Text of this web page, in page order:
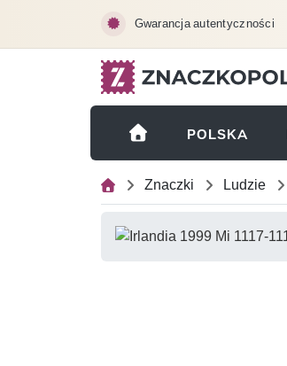
Gwarancja autentyczności
POLSKA
Znaczki Ludzie